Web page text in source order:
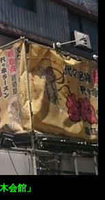
会館」